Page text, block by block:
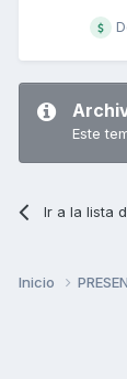
Este
Ir a la lista
Inicio